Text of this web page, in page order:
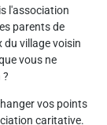
l'association
parents de
du village voisin
vous ne
?
vos points
caritative.